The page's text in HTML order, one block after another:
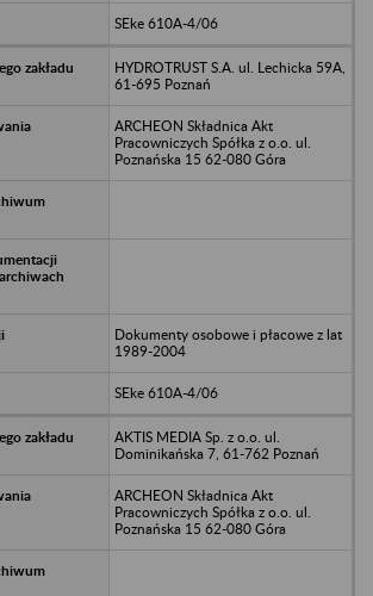
SEke 610A-4/06
HYDROTRUST S.A. ul. Lechicka 59A,
61-695 Poznań
ARCHEON Składnica Akt
Pracowniczych Spółka z o.o. ul.
Poznańska 15 62-080 Góra
Dokumenty osobowe i płacowe z lat
1989-2004
SEke 610A-4/06
AKTIS MEDIA Sp. z o.o. ul.
Dominikańska 7, 61-762 Poznań
ARCHEON Składnica Akt
Pracowniczych Spółka z o.o. ul.
Poznańska 15 62-080 Góra